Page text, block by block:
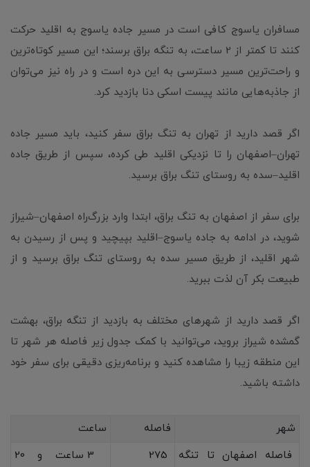
مسافران یاسوج کافی است در مسیر جاده یاسوج به اقلید حرکت
کنند تا کمتر از 2 ساعت، به تنگه براق برسند؛ این مسیر کوتاه‌ترین
و راحت‌ترین مسیر دسترسی به این دره است و در راه نیز می‌توان
از جاذبه‌هایی مانند پیست اسکی دنا بازدید کرد.
اگر قصد دارید از تهران به تنگ براق سفر کنید، باید مسیر جاده
تهران–اصفهان را تا نزدیکی اقلید طی کرده، سپس از طریق جاده
اقلید–سده به روستای تنگ براق برسید.
برای سفر از اصفهان به تنگ براق، ابتدا وارد بزرگ‌راه اصفهان–شیراز
شوید، در ادامه به جاده یاسوج–اقلید بپیچید و پس از رسیدن به
شهر اقلید، از طریق مسیر سده به روستای تنگ براق برسید و از
طبیعت بکر آن لذت ببرید.
اگر قصد دارید از شهرهای مختلف به بازدید از تنگه براق، بهشت
گمشده شیراز بروید، می‌توانید با کمک جدول زیر فاصله هر شهر تا
این منطقه زیبا را مشاهده کنید و برنامه‌ریزی دقیقی برای سفر خود
داشته باشید.
شهر فاصله
ساعت
فاصله اصفهان تا تنگه
275 3 ساعت و 20